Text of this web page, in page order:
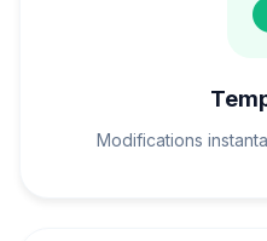
Modifications